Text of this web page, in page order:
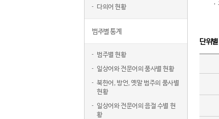
다의어 현황
범주별 통계
범주별 현황
일상어와 전문어의 품사별 현황
북한어, 방언, 옛말 범주의 품사별
현황
일상어와 전문어의 음절 수별 현
황
단위